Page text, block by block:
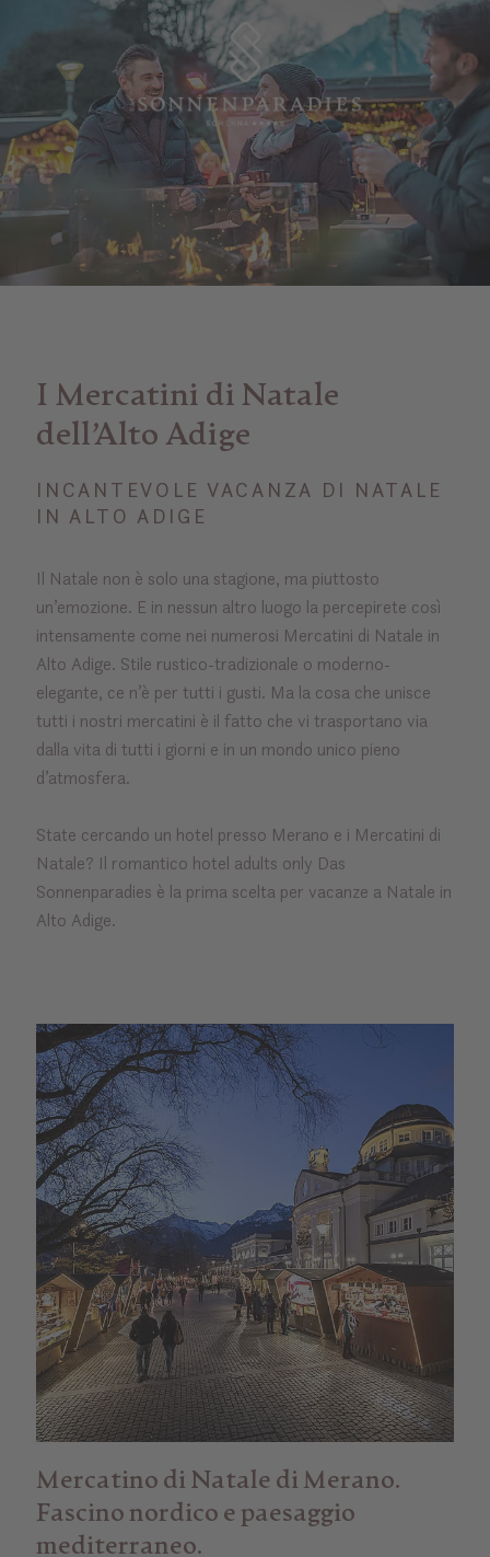
I Mercatini di Natale
dell’Alto Adige
INCANTEVOLE VACANZA DI NATALE
IN ALTO ADIGE
Il Natale non è solo una stagione, ma piuttosto
un’emozione. E in nessun altro luogo la percepirete così
intensamente come nei numerosi Mercatini di Natale in
Alto Adige. Stile rustico-tradizionale o moderno-
elegante, ce n’è per tutti i gusti. Ma la cosa che unisce
tutti i nostri mercatini è il fatto che vi trasportano via
dalla vita di tutti i giorni e in un mondo unico pieno
d’atmosfera.
State cercando un hotel presso Merano e i Mercatini di
Natale? Il romantico hotel adults only Das
Sonnenparadies è la prima scelta per vacanze a Natale in
Alto Adige.
Mercatino di Natale di Merano.
Fascino nordico e paesaggio
mediterraneo.